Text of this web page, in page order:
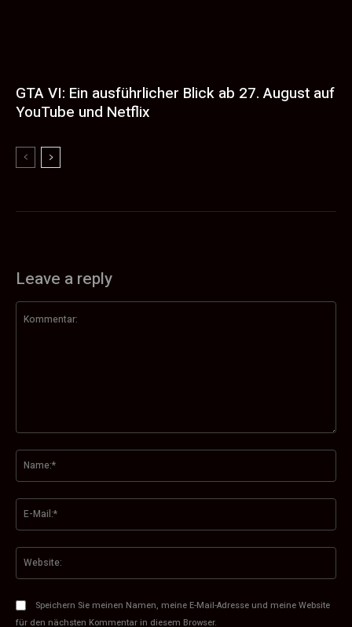
GTA VI: Ein ausführlicher Blick ab 27. August auf
YouTube und Netflix
Leave a reply
Speichern Sie meinen Namen, meine E-Mail-Adresse und meine Website
für den nächsten Kommentar in diesem Browser.